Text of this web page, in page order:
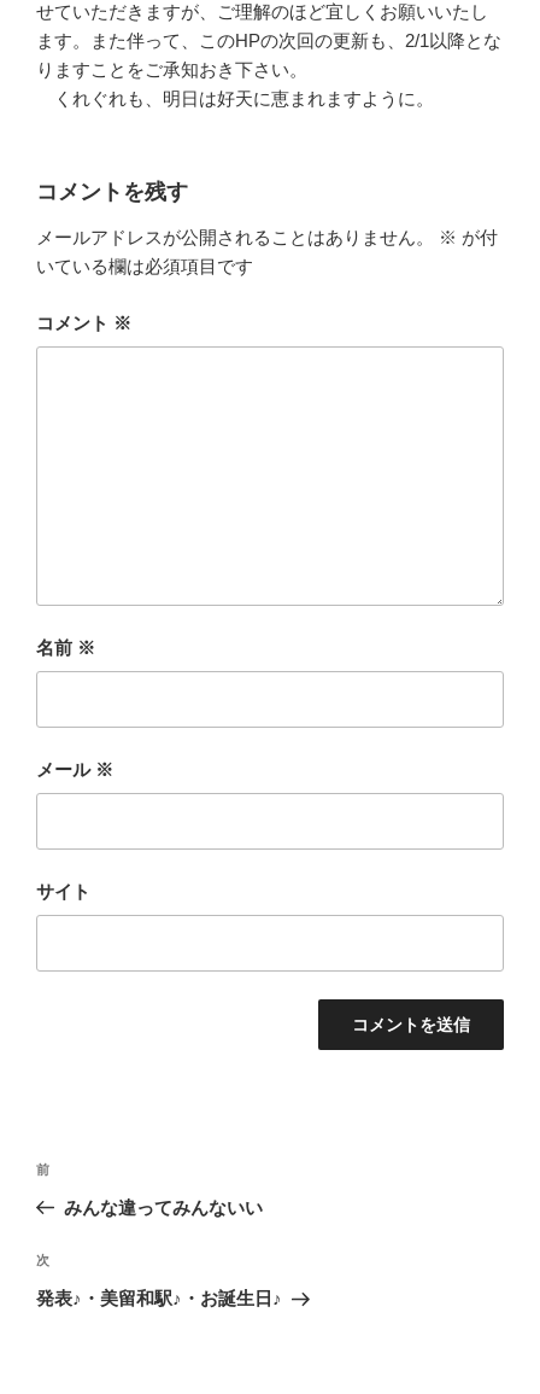
せていただきますが、ご理解のほど宜しくお願いいたし
ます。また伴って、このHPの次回の更新も、2/1以降とな
りますことをご承知おき下さい。
くれぐれも、明日は好天に恵まれますように。
コメントを残す
メールアドレスが公開されることはありません。 ※ が付
いている欄は必須項目です
コメント ※
名前 ※
メール ※
サイト
投
ビ
ゲ
前
の
稿
前
みんな違ってみんないい
次
の
次
発表♪・美留和駅♪・お誕生日♪